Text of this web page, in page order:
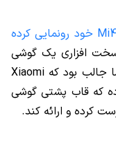
خود رونمایی کرده
سخت افزاری یک گوشی
جالب بود که Xiaomi
که قاب پشتی گوشی
کرده و ارائه کند.